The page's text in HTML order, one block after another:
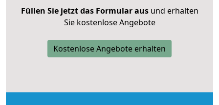
Füllen Sie jetzt das Formular ausund erhalten
Sie kostenlose Angebote
Kostenlose Angebote erhalten